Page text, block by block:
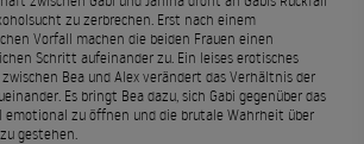
zu zerbrechen. Erst nach einem
Vorfall machen die beiden Frauen einen
Schritt aufeinander zu. Ein leises erotisches
Bea und Alex verändert das Verhältnis der
Es bringt Bea dazu, sich Gabi gegenüber das
emotional zu öffnen und die brutale Wahrheit über
gestehen.